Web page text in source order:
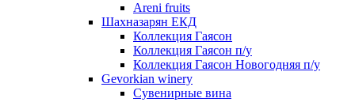
Areni fruits
Шахназарян ЕКД
Коллекция Гаясон
Коллекция Гаясон п/у
Коллекция Гаясон Новогодняя п/у
Gevorkian winery
Сувенирные вина